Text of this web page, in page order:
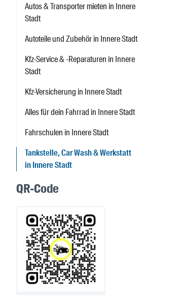
Autos & Transporter mieten in Innere
Stadt
Autoteile und Zubehör in Innere Stadt
Kfz-Service & -Reparaturen in Innere
Stadt
Kfz-Versicherung in Innere Stadt
Alles für dein Fahrrad in Innere Stadt
Fahrschulen in Innere Stadt
Tankstelle, Car Wash & Werkstatt
in Innere Stadt
QR-Code